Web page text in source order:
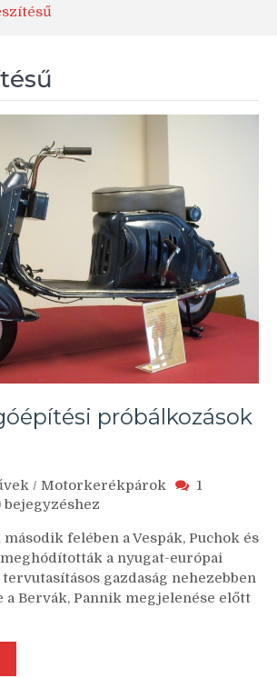
próbálkozások
/ Motorkerékpárok
1
Házi
próbálkozások
1945-
1960
bejegyzéshez
felében a Vespák, Puchok és
a nyugat-európai
gazdaság nehezebben
a Bervák, Pannik megjelenése előtt